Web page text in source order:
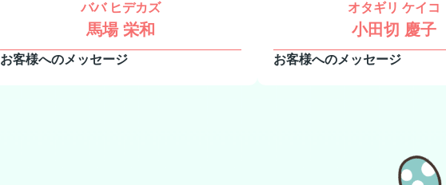
ババ ヒデカズ
馬場 栄和
お客様へのメッセージ
オタギリ ケイコ
小田切 慶子
お客様へのメッセージ